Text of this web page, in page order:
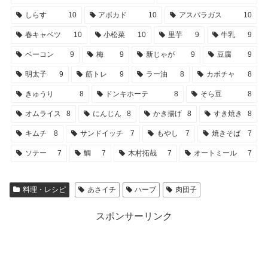
しらす 10 アボカド 10 アスパラガス 10
春キャベツ 10 小松菜 10 里芋 9 牛乳 9
ベーコン 9 梅 9 新じゃが 9 豆腐 9
明太子 9 筋トレ 9 ラー油 8 カボチャ 8
きゅうり 8 ドンキホーテ 8 そら豆 8
オムライス 8 にんじん 8 かき揚げ 8 すき焼き 8
キムチ 8 サンドイッチ 7 もやし 7 焼きそば 7
ソテー 7 鯛 7 木村拓哉 7 オートミール 7
料理・レシピ あさイチ ハーブ 肉団子
スポンサーリンク